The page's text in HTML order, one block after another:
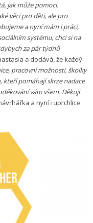
jak může pomoci.
věci pro děti, ale pro
a nyní mám i práci,
systému, chci si na
za pár týdnů
a dodává, že každý
pracovní možnosti, školky
kteří pomáhají skrze nadace
vám všem. Děkuji
a nyní i uprchlice